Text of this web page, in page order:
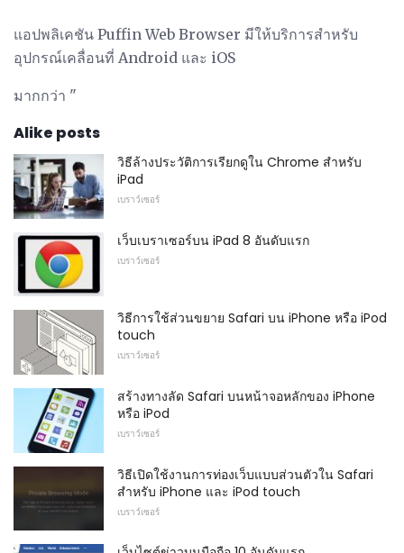
แอปพลิเคชัน Puffin Web Browser มีให้บริการสำหรับ
อุปกรณ์เคลื่อนที่ Android และ iOS
มากกว่า "
Alike posts
วิธีล้างประวัติการเรียกดูใน Chrome สำหรับ
iPad
เบราว์เซอร์
เว็บเบราเซอร์บน iPad 8 อันดับแรก
เบราว์เซอร์
วิธีการใช้ส่วนขยาย Safari บน iPhone หรือ iPod
touch
เบราว์เซอร์
สร้างทางลัด Safari บนหน้าจอหลักของ iPhone
หรือ iPod
เบราว์เซอร์
วิธีเปิดใช้งานการท่องเว็บแบบส่วนตัวใน Safari
สำหรับ iPhone และ iPod touch
เบราว์เซอร์